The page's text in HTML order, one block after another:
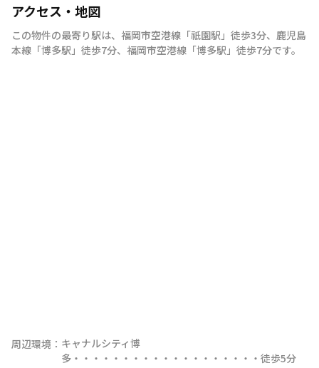
アクセス・地図
この物件の最寄り駅は、 福岡市空港線 「祇園駅 」 徒歩3分、 鹿児島
本線 「博多駅 」 徒歩7分、 福岡市空港線 「博多駅 」 徒歩7分です。
周辺環境： キャナルシティ博
多・・・・・・・・・・・・・・・・・・・徒歩5分